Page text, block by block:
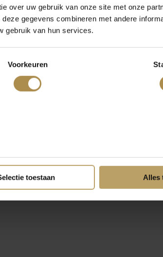
over uw gebruik van onze site met onze
gegevens combineren met andere
gebruik van hun services.
Voorkeuren
toestaan Alles